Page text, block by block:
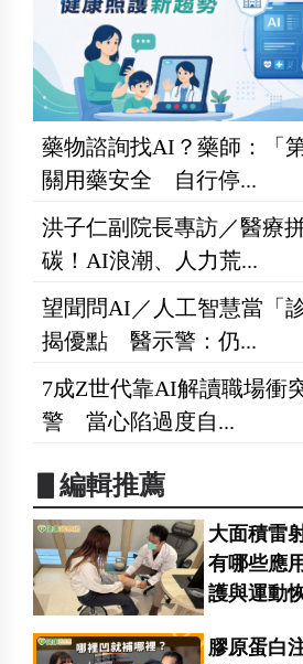
藥物諮詢找AI？藥師：「
關用藥安全 自行停...
洪子仁副院長專訪／醫療
碳！AI浪潮、人力荒...
望聞問AI／人工智慧當「
揭優點 醫示警：仍...
7成Z世代靠AI解讀職場衝
警 當心陷過度自...
▋編輯推薦
大面積雷
有哪些應
護與運動
膠原蛋白